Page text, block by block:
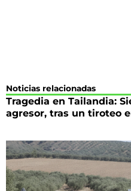
Noticias relacionadas
Tragedia en Tailandia:
agresor, tras un tiroteo